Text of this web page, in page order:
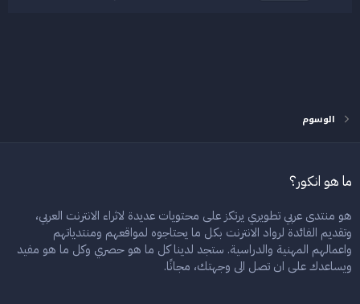
الوسوم
ما هو انكور؟
هو منتدى عربي تطويري يرتكز على محتويات عديدة لاثراء الانترنت العربي،
وتقديم الفائدة لرواد الانترنت بكل ما يحتاجوه لمواقعهم ومنتدياتهم
واعمالهم المهنية والدراسية. ستجد لدينا كل ما هو حصري وكل ما هو مفيد
ويساعدك على ان تصل الى وجهتك، مجانًا.